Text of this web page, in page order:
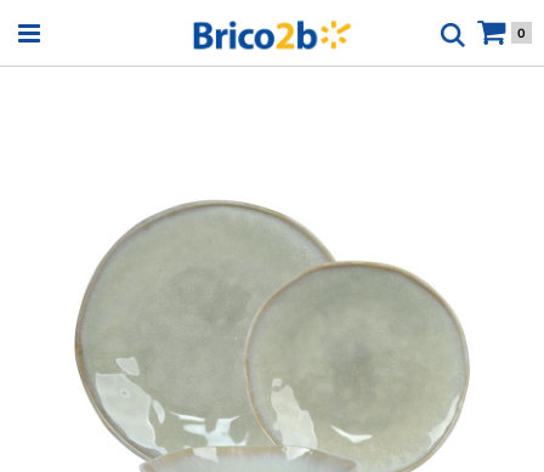
Open menu 0